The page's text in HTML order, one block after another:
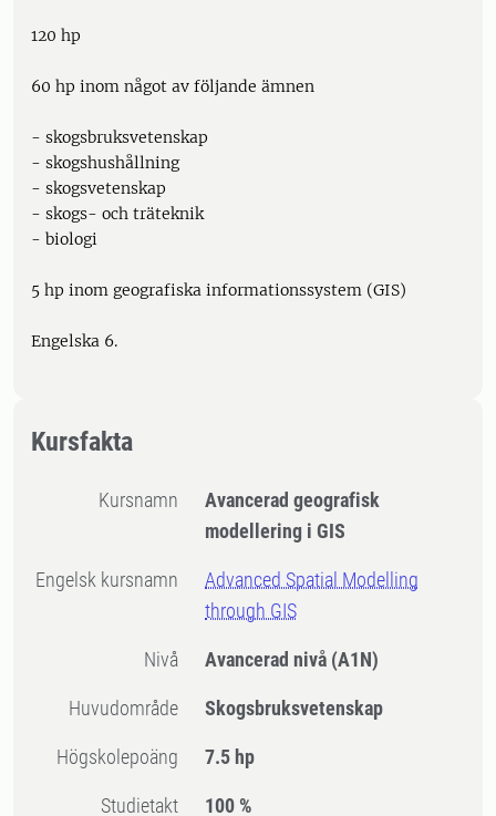
120 hp
60 hp inom något av följande ämnen
- skogsbruksvetenskap
- skogshushållning
- skogsvetenskap
- skogs- och träteknik
- biologi
5 hp inom geografiska informationssystem (GIS)
Engelska 6.
Kursfakta
Kursnamn
Avancerad geografisk
modellering i GIS
Engelsk kursnamn
Advanced Spatial Modelling
through GIS
Nivå Avancerad nivå (A1N)
Huvudområde Skogsbruksvetenskap
högskolepoäng 7.5 hp
Studietakt 100 %